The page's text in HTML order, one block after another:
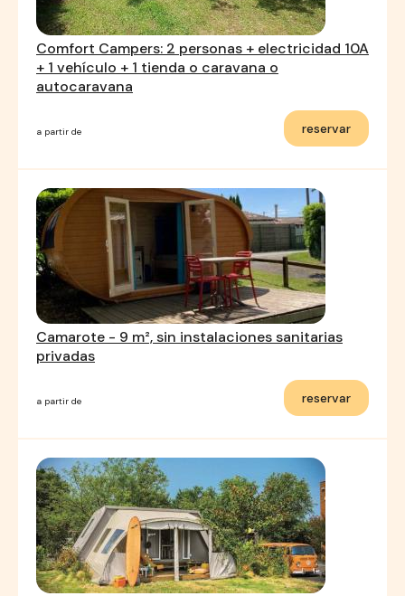
Comfort Campers: 2 personas + electricidad 10A
+ 1 vehículo + 1 tienda o caravana o
autocaravana
a partir de reservar
Camarote - 9 m², sin instalaciones sanitarias
privadas
a partir de reservar